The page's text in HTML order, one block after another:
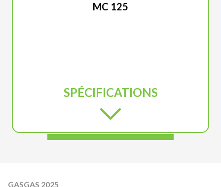
MC 125
SPÉCIFICATIONS
GASGAS 2025